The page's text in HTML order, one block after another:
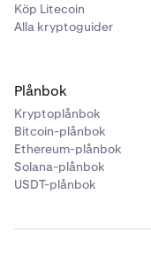
Köp Litecoin
Alla kryptoguider
Plånbok
Kryptoplånbok
Bitcoin-plånbok
Ethereum-plånbok
Solana-plånbok
USDT-plånbok